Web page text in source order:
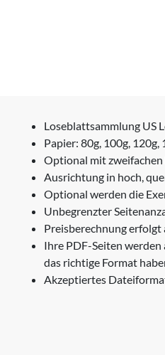
Loseblattsammlung US
Papier: 80g, 100g, 120g,
Optional mit zweifachen
Ausrichtung in hoch,
Optional werden die
Unbegrenzter
Preisberechnung
Ihre PDF-Seiten
das richtige Format
Akzeptiertes